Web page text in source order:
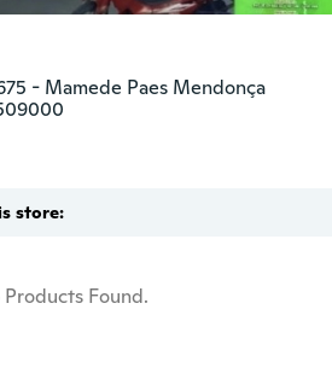
- Mamede Paes Mendonça
store:
Products Found.